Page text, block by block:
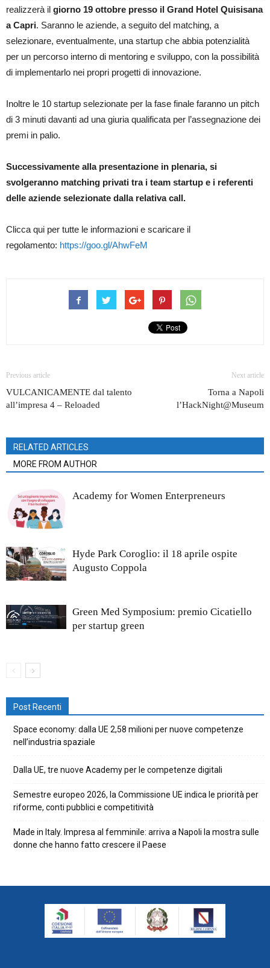
realizzerà il giorno 19 ottobre presso il Grand Hotel Quisisana
a Capri. Saranno le aziende, a seguito del matching, a
selezionare, eventualmente, una startup che abbia potenzialità
per un percorso interno di mentoring e sviluppo, con la possibilità
di implementarlo nei propri progetti di innovazione.
Inoltre le 10 startup selezionate per la fase finale faranno un pitch
di 3 minuti davanti ad una giuria qualificata per l’assegnazione dei
premi in palio.
Successivamente alla presentazione in plenaria, si
svolgeranno matching privati tra i team startup e i referenti
delle aziende selezionate dalla relativa call.
Clicca qui per tutte le informazioni e scaricare il
regolamento: https://goo.gl/AhwFeM
Previous article
VULCANICAMENTE dal talento
all’impresa 4 – Reloaded
Next article
Torna a Napoli
l’HackNight@Museum
RELATED ARTICLES
MORE FROM AUTHOR
Academy for Women Enterpreneurs
Hyde Park Coroglio: il 18 aprile ospite
Augusto Coppola
Green Med Symposium: premio Cicatiello
per startup green
Post Recenti
Space economy: dalla UE 2,58 milioni per nuove competenze
nell’industria spaziale
Dalla UE, tre nuove Academy per le competenze digitali
Semestre europeo 2026, la Commissione UE indica le priorità per
riforme, conti pubblici e competitività
Made in Italy. Impresa al femminile: arriva a Napoli la mostra sulle
donne che hanno fatto crescere il Paese